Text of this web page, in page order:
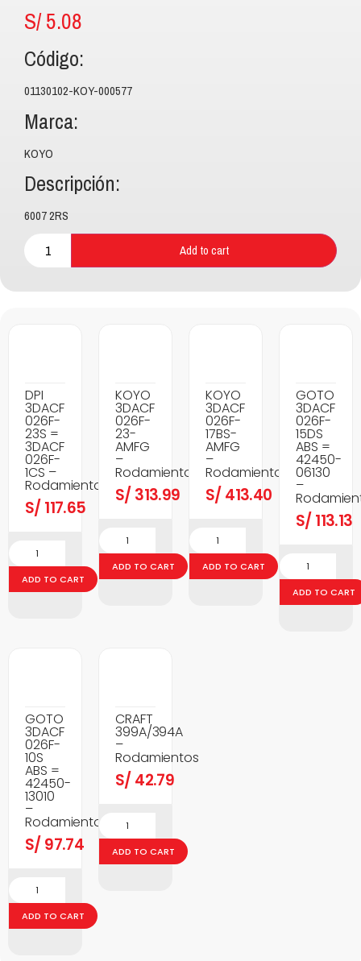
S/5.08
Código:
01130102-KOY-000577
Marca:
KOYO
Descripción:
6007 2RS
Add to cart
DPI
3DACF
026F-
23S =
3DACF
026F-
1CS –
Rodamientos
S/ 117.65
ADD TO CART
KOYO
3DACF
026F-
23-
AMFG
–
Rodamientos
S/ 313.99
ADD TO CART
KOYO
3DACF
026F-
17BS-
AMFG
–
Rodamientos
S/ 413.40
ADD TO CART
GOTO
3DACF
026F-
15DS
ABS =
42450-
06130
–
S/ 113.13
ADD TO CART
GOTO
3DACF
026F-
10S
ABS =
42450-
13010
–
Rodamientos
S/ 97.74
ADD TO CART
CRAFT
399A/394A
–
Rodamientos
S/ 42.79
ADD TO CART